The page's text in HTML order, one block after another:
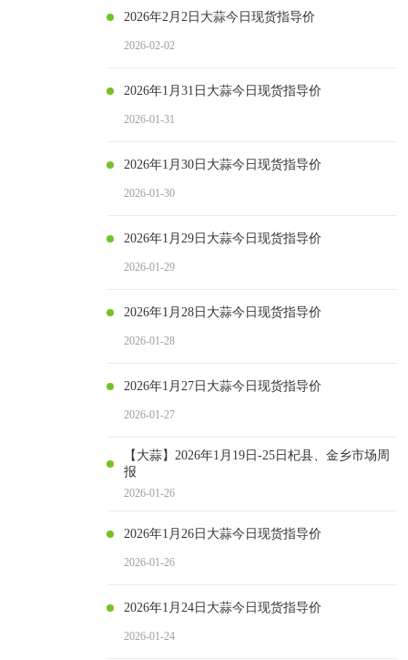
2026年2月2日大蒜今日现货指导价
2026-02-02
2026年1月31日大蒜今日现货指导价
2026-01-31
2026年1月30日大蒜今日现货指导价
2026-01-30
2026年1月29日大蒜今日现货指导价
2026-01-29
2026年1月28日大蒜今日现货指导价
2026-01-28
2026年1月27日大蒜今日现货指导价
2026-01-27
【大蒜】2026年1月19日-25日杞县、金乡市场周
报
2026-01-26
2026年1月26日大蒜今日现货指导价
2026-01-26
2026年1月24日大蒜今日现货指导价
2026-01-24